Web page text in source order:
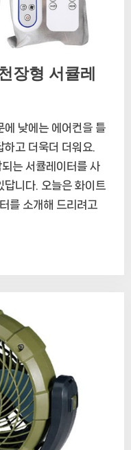
장형 서큘레
에 낮에는 에어컨을 틀
고 더욱더 더워요.
는 서큘레이터를 사
답니다. 오늘은 화이트
를 소개해 드리려고